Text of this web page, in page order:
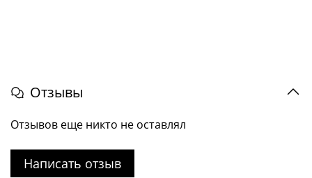
Отзывы
Отзывов еще никто не оставлял
Написать отзыв